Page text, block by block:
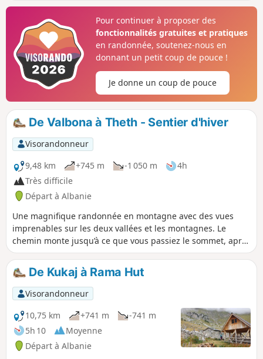
chevaux pour porter leurs sacs. La randonnée est difficile si
l'on fait l'aller retour à cause de la distance mais ne
présente aucune difficulté technique ni d'itinéraire.
Pour continuer à proposer des
fonctionnalités gratuites et pratiques
en randonnée, soutenez-nous en
donnant un petit coup de pouce !
Je donne un coup de pouce
De Valbona à Theth - Sentier d'hiver
Visorandonneur
9,48 km
+745 m -1 050 m
4h
Très difficile
Départ à Albanie
Une magnifique randonnée en montagne avec des vues
imprenables sur les deux vallées et les montagnes. Le
chemin monte jusqu’à ce que vous passiez le sommet, après
quoi ce n’est plus que de la descente (moitié chemin de
terre, moitié terrain rocheux). Vous apercevrez peut-être
des vaches, des chevaux et des ânes dans la deuxième
moitié du parcours.
De Kukaj à Rama Hut
Visorandonneur
10,75 km
+741 m
-741 m
5h 10
Moyenne
Départ à Albanie